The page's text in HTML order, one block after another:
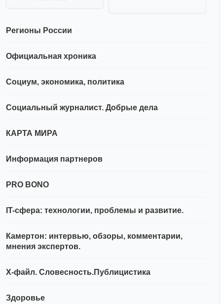
Регионы России
Официальная хроника
Социум, экономика, политика
Социальный журналист. Добрые дела
КАРТА МИРА
Информация партнеров
PRO BONO
IT-сфера: технологии, проблемы и развитие.
Камертон: интервью, обзоры, комментарии,
мнения экспертов.
Х-файл. Словесность.Публицистика
Здоровье